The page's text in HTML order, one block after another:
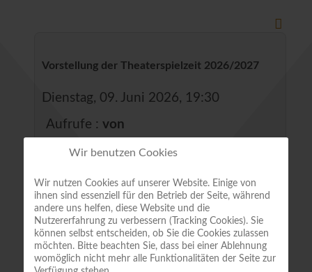
Vorstellung der Theaterspielzeit 2026/2027
Dienstag, 09. Juni 2026, 19:30
Aufrufe : von
Theaterspielzeit 2026/2027 vor (mit
Musikbeispielen)
Gemeinsame Veranstaltung mit dem
Musik- und Theaterverein Quedlinburg
Wir benutzen Cookies
Wir nutzen Cookies auf unserer Website. Einige von
ihnen sind essenziell für den Betrieb der Seite, während
andere uns helfen, diese Website und die
Nutzererfahrung zu verbessern (Tracking Cookies). Sie
können selbst entscheiden, ob Sie die Cookies zulassen
möchten. Bitte beachten Sie, dass bei einer Ablehnung
womöglich nicht mehr alle Funktionalitäten der Seite zur